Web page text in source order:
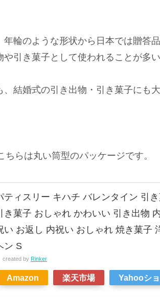
輪のような形状から日本では贈答
引き菓子として使われることが多い
結婚式の引き出物・引き菓子にも大
らは丸い筒型のパッケージです。
ティスリー キハチ バレンタイン 引
き菓子 おしゃれ かわいい 引き出物
い お返し 内祝い おしゃれ 焼き菓子
ン S
created by Rinker
Amazon 楽天市場 Yahooシ